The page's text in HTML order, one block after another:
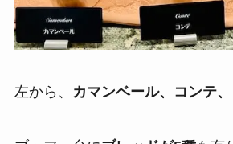
左から、 カマンベール、コンテ